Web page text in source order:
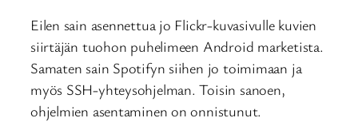
Eilen sain asennettua jo Flickr-kuvasivulle kuvien
siirtäjän tuohon puhelimeen Android marketista.
Samaten sain Spotifyn siihen jo toimimaan ja
myös SSH-yhteysohjelman. Toisin sanoen,
ohjelmien asentaminen on onnistunut.